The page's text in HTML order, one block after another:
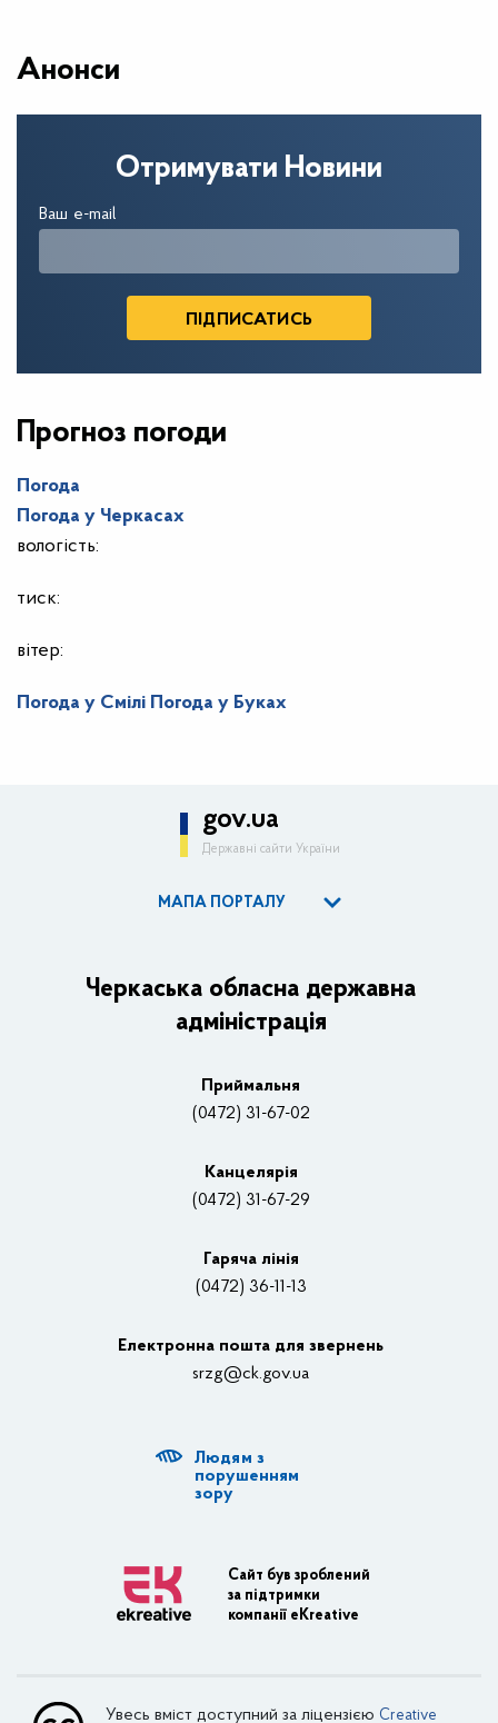
Анонси
Отримувати Новини
Ваш e-mail
Прогноз погоди
Погода
Погода у Черкасах
вологість:
тиск:
вітер:
Погода у Смілі Погода у Буках
gov.ua
Державні сайти України
МАПА ПОРТАЛУ
Керівництво адміністрації
Основні завдання та нормативно-правові засади
Нагороди
Контакти
Структурні підрозділи ОДА
Діяльність ОДА
Транспортна інфраструктура
Черкаська обласна державна
адміністрація
Приймальня
(0472) 31-67-02
Канцелярiя
(0472) 31-67-29
Гаряча лінія
(0472) 36-11-13
Електронна пошта для звернень
srzg@ck.gov.ua
Людям з
порушенням
зору
Сайт був зроблений
за підтримки
компанії eKreative
Увесь вміст доступний за ліцензією Creative